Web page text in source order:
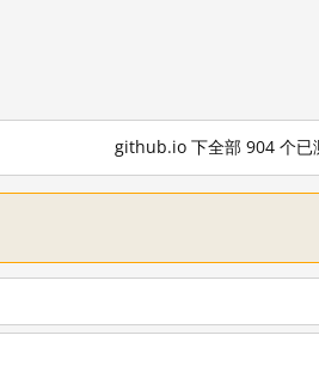
github.io 下全部 904 个已